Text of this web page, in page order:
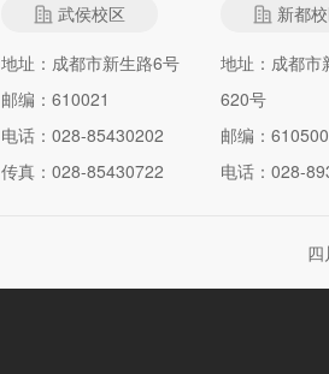
武侯校区
地址：成都市新生路6号
邮编：610021
电话：028-85430202
传真：028-85430722
新都
地址：成都市
620号
邮编：610500
电话：028-